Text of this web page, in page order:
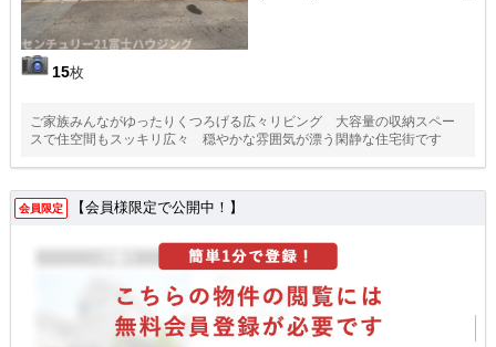
15枚
ご家族みんながゆったりくつろげる広々リビング 大容量の収納スペー
スで住空間もスッキリ広々 穏やかな雰囲気が漂う閑静な住宅街です
会員限定 【会員様限定で公開中！】